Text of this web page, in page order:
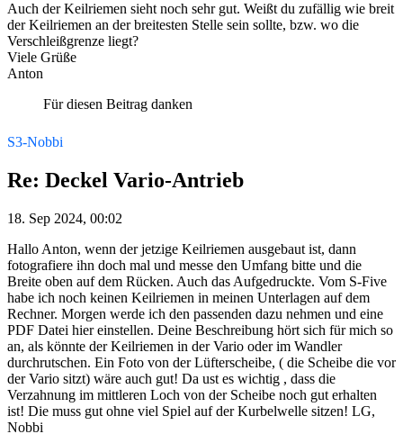
Auch der Keilriemen sieht noch sehr gut. Weißt du zufällig wie breit
der Keilriemen an der breitesten Stelle sein sollte, bzw. wo die
Verschleißgrenze liegt?
Viele Grüße
Anton
Für diesen Beitrag danken
S3-Nobbi
Re: Deckel Vario-Antrieb
18. Sep 2024, 00:02
Hallo Anton, wenn der jetzige Keilriemen ausgebaut ist, dann
fotografiere ihn doch mal und messe den Umfang bitte und die
Breite oben auf dem Rücken. Auch das Aufgedruckte. Vom S-Five
habe ich noch keinen Keilriemen in meinen Unterlagen auf dem
Rechner. Morgen werde ich den passenden dazu nehmen und eine
PDF Datei hier einstellen. Deine Beschreibung hört sich für mich so
an, als könnte der Keilriemen in der Vario oder im Wandler
durchrutschen. Ein Foto von der Lüfterscheibe, ( die Scheibe die vor
der Vario sitzt) wäre auch gut! Da ust es wichtig , dass die
Verzahnung im mittleren Loch von der Scheibe noch gut erhalten
ist! Die muss gut ohne viel Spiel auf der Kurbelwelle sitzen! LG,
Nobbi